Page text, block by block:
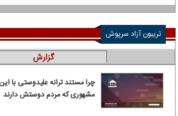
تریبون آزاد سرپوش
گزارش
چرا مستند ترانه علیدوستی با
مشهوری که مردم دوستش دارند